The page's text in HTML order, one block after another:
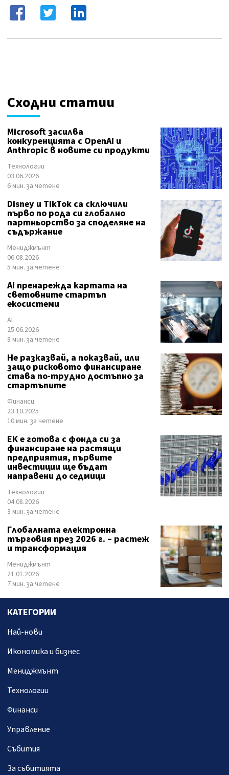
Сходни статии
Microsoft засилва
конкуренцията с OpenAI и
Anthropic в новите си продукти
Технологии
03.06.2026
6 мин. за четене
Disney и TikTok са сключили
първо по рода си глобално
партньорство за споделяне на
съдържание
Мениджмънт
06.08.2026
5 мин. за четене
AI пренарежда картата на
световните стартъп
екосистеми
AI
25.06.2026
8 мин. за четене
Не разказвай, а показвай, или
защо рисковото финансиране
става по-трудно достъпно за
стартъпите
Финанси
23.10.2025
10 мин. за четене
ЕК е готова с фонда си за
финансиране на растящи
предприятия, първите
инвестиции ще бъдат
направени до седмици
Технологии
04.08.2026
3 мин. за четене
Глобалната електронна
търговия през 2026 г. – растеж
и трансформация
Мениджмънт
21.01.2026
7 мин. за четене
КАТЕГОРИИ
Най-нови
Икономика и бизнес
Мениджмънт
Технологии
Финанси
Управление
Събития
За събитията